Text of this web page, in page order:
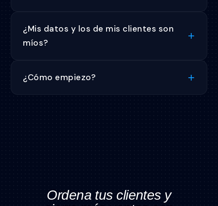
¿Mis datos y los de mis clientes son
míos?
¿Cómo empiezo?
Ordena tus clientes y